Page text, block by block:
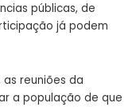
públicas, de
já podem
as reuniões da
a população de que